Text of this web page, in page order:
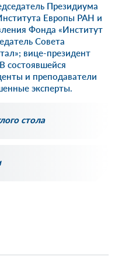
Президиума
Европы РАН и
Фонда «Институт
Совета
вице-президент
состоявшейся
и преподаватели
эксперты.
стола